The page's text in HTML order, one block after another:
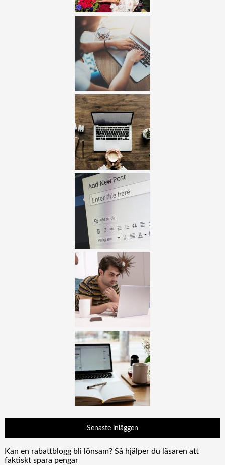
Senaste inläggen
Kan en rabattblogg bli lönsam? Så hjälper du läsaren att
faktiskt spara pengar